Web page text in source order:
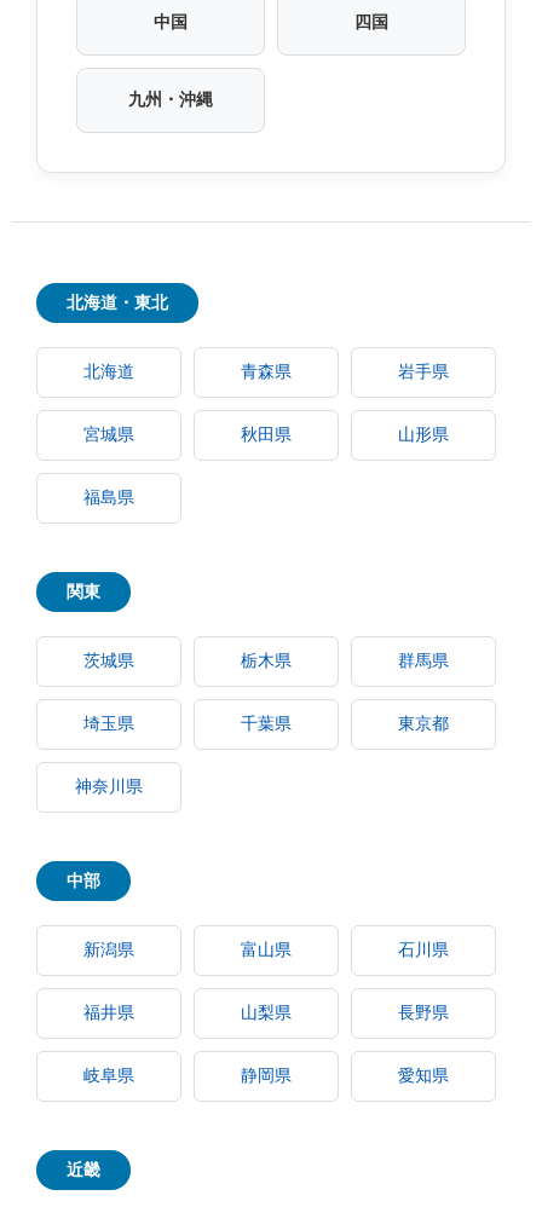
中国 四国
九州・沖縄
北海道・東北
北海道 青森県 岩手県
宮城県 秋田県 山形県
福島県
関東
茨城県 栃木県 群馬県
埼玉県 千葉県 東京都
神奈川県
中部
新潟県 富山県 石川県
福井県 山梨県 長野県
岐阜県 静岡県 愛知県
近畿